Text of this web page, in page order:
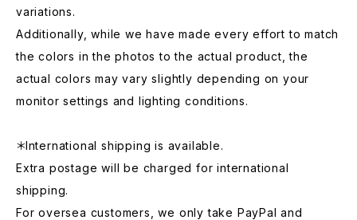
variations.
Additionally, while we have made every effort to match
the colors in the photos to the actual product, the
actual colors may vary slightly depending on your
monitor settings and lighting conditions.
＊International shipping is available.
Extra postage will be charged for international
shipping.
For oversea customers, we only take PayPal and